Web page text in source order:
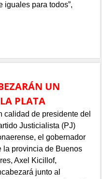
iguales para todos”,
UN
PLATA
calidad de presidente del
Justicialista (PJ)
el gobernador
la provincia de Buenos
Axel Kicillof,
junto al